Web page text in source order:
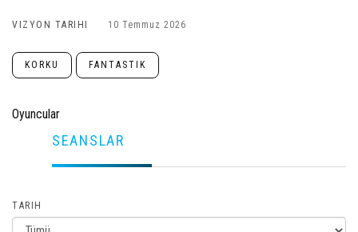
VIZYON TARIHI 10 Temmuz 2026
KORKU FANTASTIK
Oyuncular
SEANSLAR
TARIH